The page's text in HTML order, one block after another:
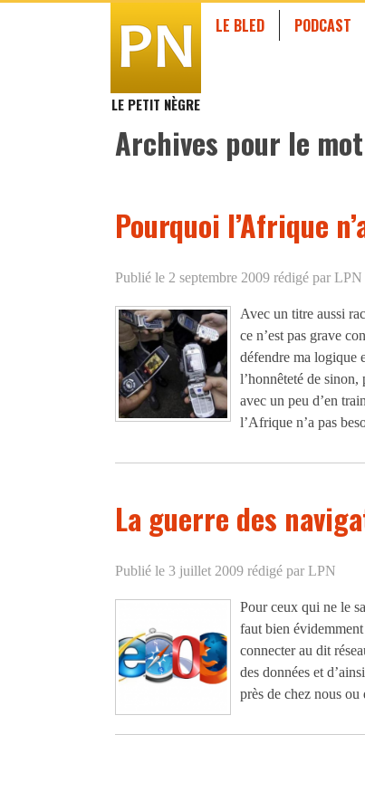
LE PETIT NÈGRE
LE BLED PODCAST
Archives pour le
Pourquoi l’Afrique
Publié le 2 septembre 2009 rédigé par LPN
Avec un titre aussi
ce n’est pas grave
défendre ma logique
l’honnêteté de
avec un peu d’en
l’Afrique n’a pas
La guerre des
Publié le 3 juillet 2009 rédigé par LPN
Pour ceux qui ne le
faut bien
connecter au dit
des données et
près de chez nous ou